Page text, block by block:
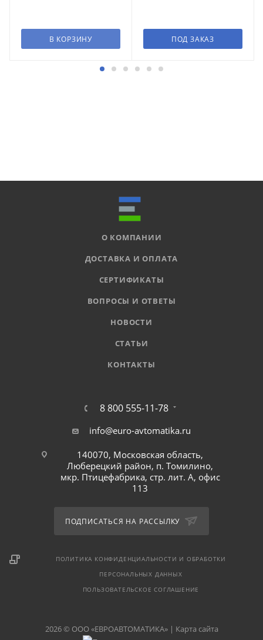
В КОРЗИНУ ПОД ЗАКАЗ
О КОМПАНИИ
ДОСТАВКА И ОПЛАТА
СЕРТИФИКАТЫ
ВОПРОСЫ И ОТВЕТЫ
НОВОСТИ
СТАТЬИ
КОНТАКТЫ
8 800 555-11-78
info@euro-avtomatika.ru
140070, Московская область,
Люберецкий район, п. Томилино,
мкр. Птицефабрика, стр. лит. А, офис
113
ПОДПИСАТЬСЯ НА РАССЫЛКУ
ПОЛИТИКА КОНФИДЕНЦИАЛЬНОСТИ И ОБРАБОТКИ
ПЕРСОНАЛЬНЫХ ДАННЫХ
ПОЛЬЗОВАТЕЛЬСКОЕ СОГЛАШЕНИЕ
2026 © ООО «ЕВРОАВТОМАТИКА» | Карта сайта